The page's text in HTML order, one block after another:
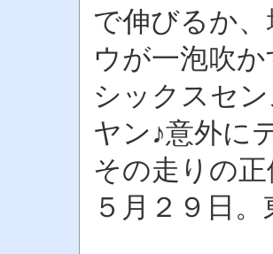
で伸びるか
ウが一泡吹か
シックスセ
ヤン♪意外に
その走りの正
５月２９日